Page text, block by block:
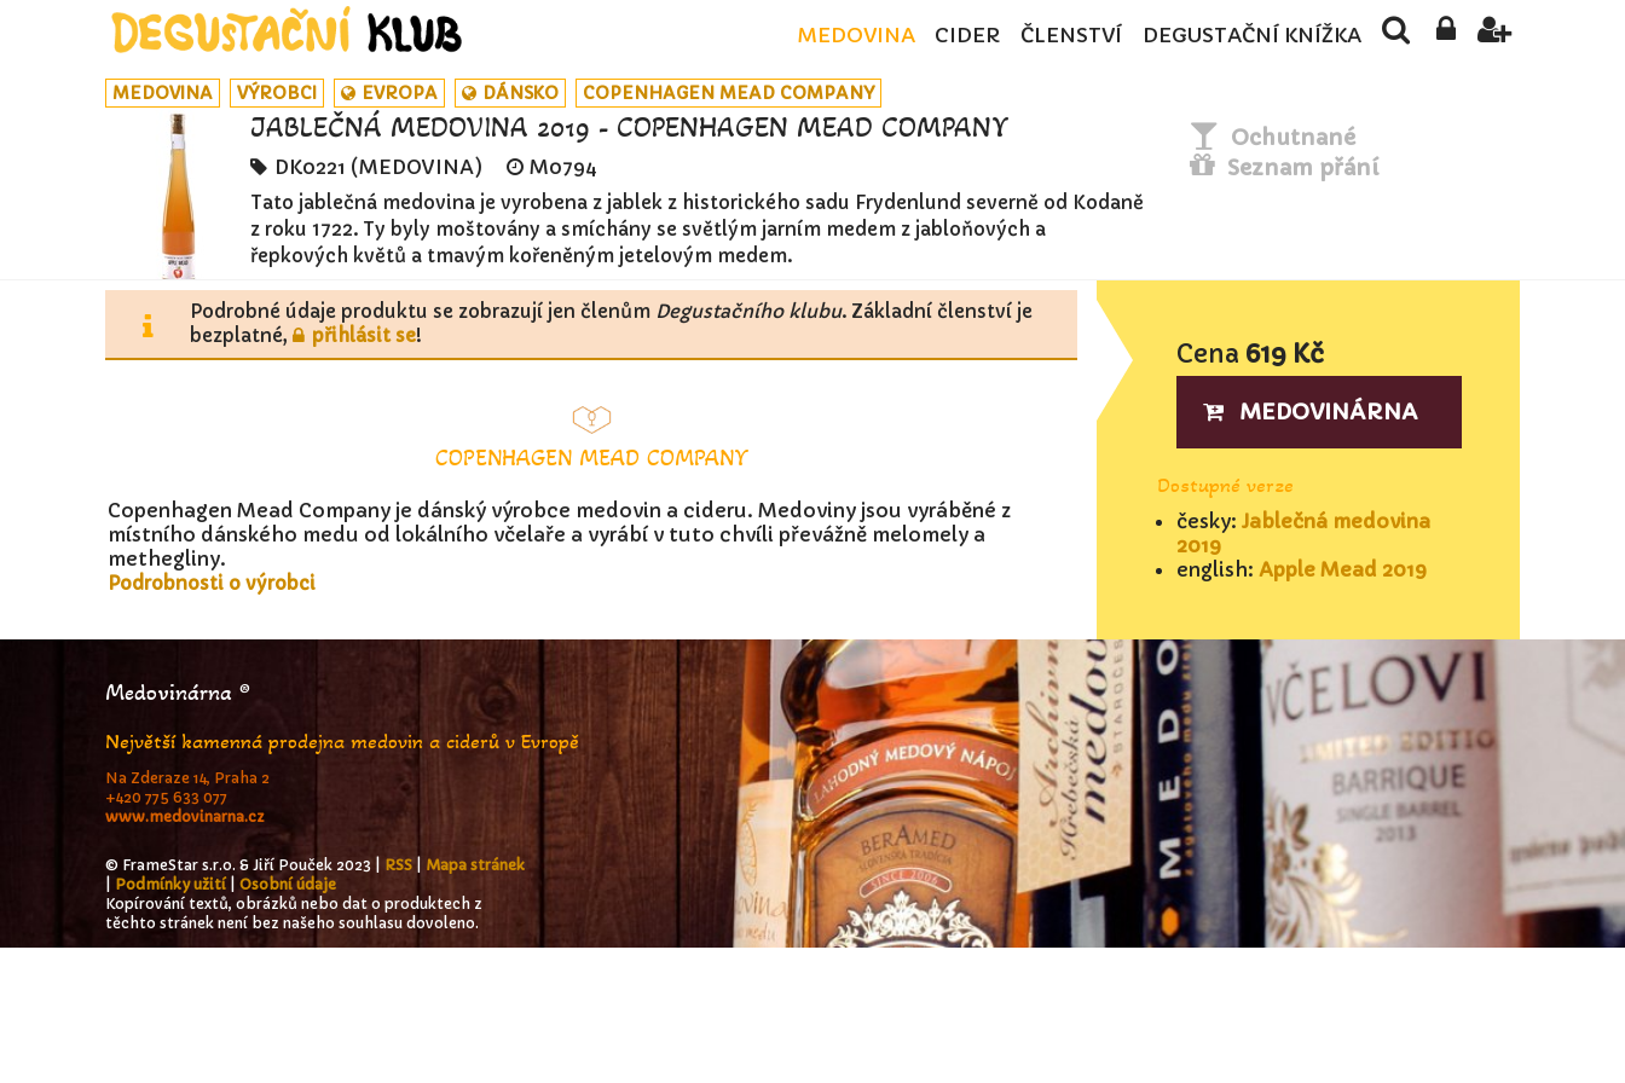
MEDOVINA CIDER ČLENSTVÍ DEGUSTAČNÍ KNÍŽKA
MEDOVINA VÝROBCI EVROPA DÁNSKO COPENHAGEN MEAD COMPANY
JABLEČNÁ MEDOVINA 2019 - COPENHAGEN MEAD COMPANY
DK0221 (MEDOVINA) M0794
Tato jablečná medovina je vyrobena z jablek z historického sadu Frydenlund severně od Kodaně
z roku 1722. Ty byly moštovány a smíchány se světlým jarním medem z jabloňových a
řepkových květů a tmavým kořeněným jetelovým medem.
Ochutnané
Seznam přání
Podrobné údaje produktu se zobrazují jen členům Degustačního klubu. Základní členství je
bezplatné,
přihlásit se!
COPENHAGEN MEAD COMPANY
Copenhagen Mead Company je dánský výrobce medovin a cideru. Medoviny jsou vyráběné z
místního dánského medu od lokálního včelaře a vyrábí v tuto chvíli převážně melomely a
methegliny.
Podrobnosti o výrobci
Cena 619 Kč
MEDOVINÁRNA
Dostupné verze
česky: Jablečná medovina
2019
english: Apple Mead 2019
Medovinárna ®
Největší kamenná prodejna medovin a ciderů v Evropě
Na Zderaze 14, Praha 2
+420 775 633 077
www.medovinarna.cz
© FrameStar s.r.o. & Jiří Pouček 2023 | RSS
Mapa stránek
Podmínky užití| Osobní údaje
Kopírování textů, obrázků nebo dat o produktech z
těchto stránek není bez našeho souhlasu dovoleno.